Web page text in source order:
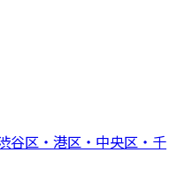
谷区・港区・中央区・千